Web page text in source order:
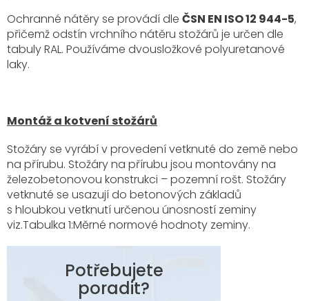
Ochranné nátěry se provádí dle ČSN EN ISO 12 944-5,
přičemž odstín vrchního nátěru stožárů je určen dle
tabuly RAL. Používáme dvousložkové polyuretanové
laky.
Montáž a kotvení stožárů
Stožáry se vyrábí v provedení vetknuté do země nebo
na přírubu. Stožáry na přírubu jsou montovány na
železobetonovou konstrukci – pozemní rošt. Stožáry
vetknuté se usazují do betonových základů
s hloubkou vetknutí určenou únosností zeminy
viz.Tabulka 1:Měrné normové hodnoty zeminy.
Potřebujete
poradit?